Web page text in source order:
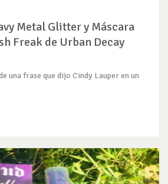
Metal Glitter y Máscara
Freak de Urban Decay
una frase que dijo Cindy Lauper en un